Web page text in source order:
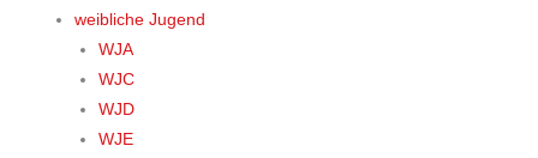
weibliche Jugend
WJA
WJC
WJD
WJE